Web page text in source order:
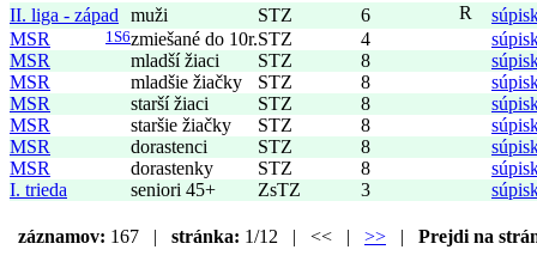
II. liga - západ
muži STZ 6 R
1S6
MSR zmiešané do 10r.STZ 4
MSR
mladší žiaci STZ 8
MSR
mladšie žiačky STZ 8
MSR
starší žiaci STZ 8
MSR
staršie žiačky STZ 8
MSR
dorastenci STZ 8
MSR
dorastenky STZ 8
I. trieda
seniori 45+ ZsTZ 3
záznamov: 167 | stránka: 1/12 | << | >> | Prejdi na